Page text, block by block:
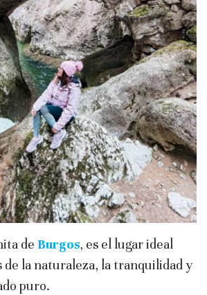
de Burgos, es el lugar ideal
de la naturaleza, la tranquilidad y
puro.